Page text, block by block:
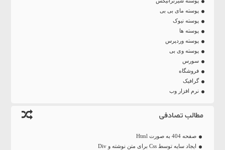
پوسته مای بی بی
پوسته نیوک
پوسته ها
پوسته وردپرس
پوسته وی بی
سورس
فروشگاه
گرافیک
نرم افزار وب
مطالب تصادفی
صفحه 404 به صورت Html
ایجاد سایه توسط Css برای متن نوشته و Div